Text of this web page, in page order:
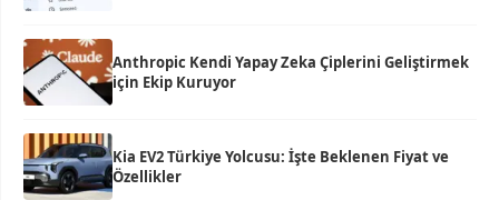
Anthropic Kendi Yapay Zeka Çiplerini Geliştirmek
için Ekip Kuruyor
Kia EV2 Türkiye Yolcusu: İşte Beklenen Fiyat ve
Özellikler